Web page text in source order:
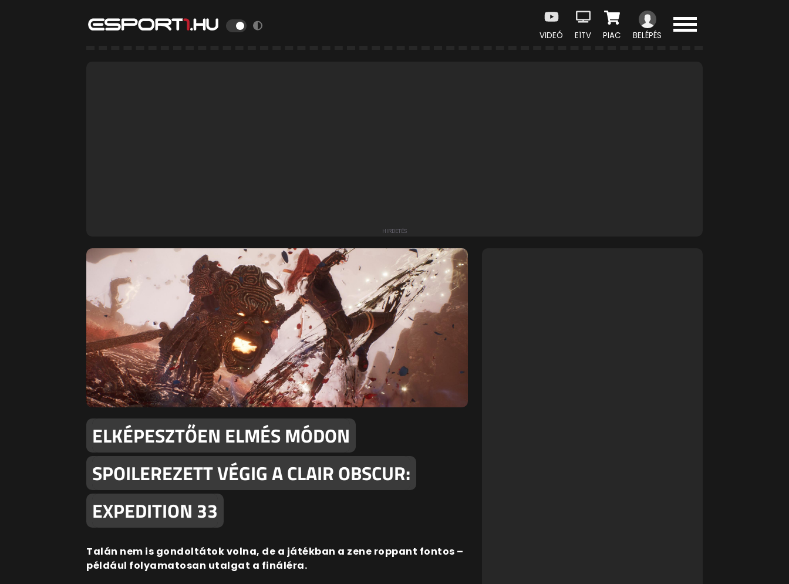
VIDEÓ E1TV PIAC BELÉPÉS
ELKÉPESZTŐEN ELMÉS MÓDON
SPOILEREZETT VÉGIG A CLAIR OBSCUR:
EXPEDITION 33
Talán nem is gondoltátok volna, de a játékban a zene roppant fontos –
például folyamatosan utalgat a fináléra.